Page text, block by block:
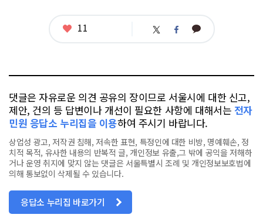
좋
11 트 페 카
댓글은 자유로운 의견 공유의 장이므로 서울시에 대한 신고,
제안, 건의 등 답변이나 개선이 필요한 사항에 대해서는 전자
민원 응답소 누리집을 이용하여 주시기 바랍니다.
상업성 광고, 저작권 침해, 저속한 표현, 특정인에 대한 비방, 명예훼손, 정
치적 목적, 유사한 내용의 반복적 글, 개인정보 유출,그 밖에 공익을 저해하
거나 운영 취지에 맞지 않는 댓글은 서울특별시 조례 및 개인정보보호법에
의해 통보없이 삭제될 수 있습니다.
응답소 누리집 바로가기